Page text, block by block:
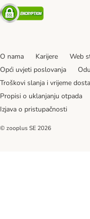
Security
O nama Karijere Web
Opći uvjeti poslovanja
Troškovi slanja i vrijeme
Propisi o uklanjanju otpada
Izjava o pristupačnosti
© zooplus SE 2026